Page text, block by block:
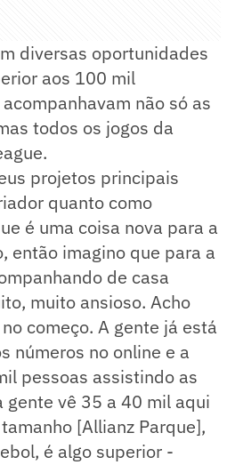
diversas oportunidades
aos 100 mil
não só as
todos os jogos da
projetos principais
quanto como
é uma coisa nova para a
então imagino que para a
de casa
muito ansioso. Acho
começo. A gente já está
números no online e a
pessoas assistindo as
gente vê 35 a 40 mil aqui
[Allianz Parque],
é algo superior -